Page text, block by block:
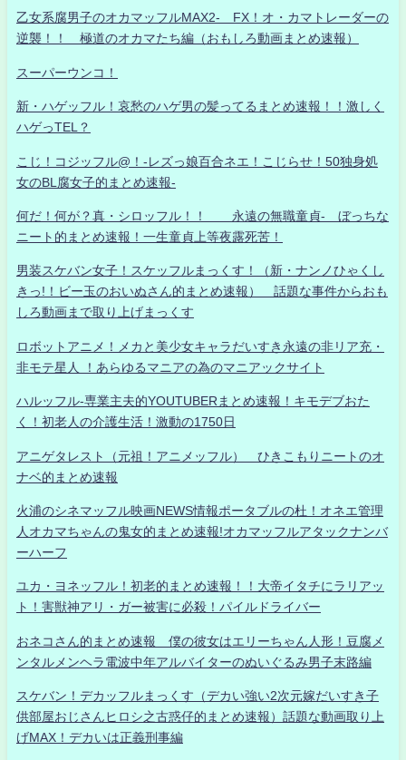
乙女系腐男子のオカマッフルMAX2- FX！オ・カマトレーダーの
逆襲！！ 極道のオカマたち編（おもしろ動画まとめ速報）
スーパーウンコ！
新・ハゲッフル！哀愁のハゲ男の髪ってるまとめ速報！！激しく
ハゲっTEL？
こじ！コジッフル@！-レズっ娘百合ネエ！こじらせ！50独身処
女のBL腐女子的まとめ速報-
何だ！何が？真・シロッフル！！ 永遠の無職童貞- ぼっちな
ニート的まとめ速報！一生童貞上等夜露死苦！
男装スケバン女子！スケッフルまっくす！（新・ナンノひゃくし
きっ!！ビー玉のおいぬさん的まとめ速報） 話題な事件からおも
しろ動画まで取り上げまっくす
ロボットアニメ！メカと美少女キャラだいすき永遠の非リア充・
非モテ星人 ！あらゆるマニアの為のマニアックサイト
ハルッフル-専業主夫的YOUTUBERまとめ速報！キモデブおた
く！初老人の介護生活！激動の1750日
アニゲタレスト（元祖！アニメッフル） ひきこもりニートのオ
ナベ的まとめ速報
火浦のシネマッフル映画NEWS情報ポータブルの杜！オネエ管理
人オカマちゃんの鬼女的まとめ速報!オカマッフルアタックナンバ
ーハーフ
ユカ・ヨネッフル！初老的まとめ速報！！大帝イタチにラリアッ
ト！害獣神アリ・ガー被害に必殺！パイルドライバー
おネコさん的まとめ速報 僕の彼女はエリーちゃん人形！豆腐メ
ンタルメンヘラ電波中年アルバイターのぬいぐるみ男子末路編
スケバン！デカッフルまっくす（デカい強い2次元嫁だいすき子
供部屋おじさんヒロシ之古惑仔的まとめ速報）話題な動画取り上
げMAX！デカいは正義刑事編